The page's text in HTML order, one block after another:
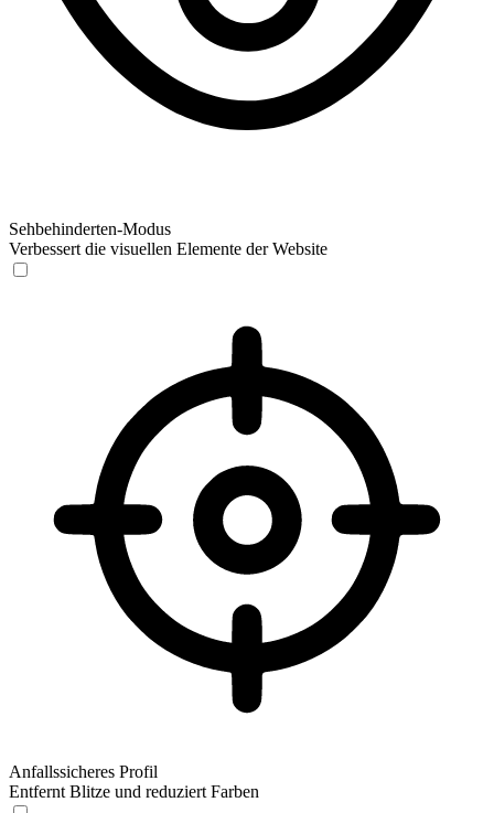
Sehbehinderten-Modus
Verbessert die visuellen Elemente der Website
Anfallssicheres Profil
Entfernt Blitze und reduziert Farben